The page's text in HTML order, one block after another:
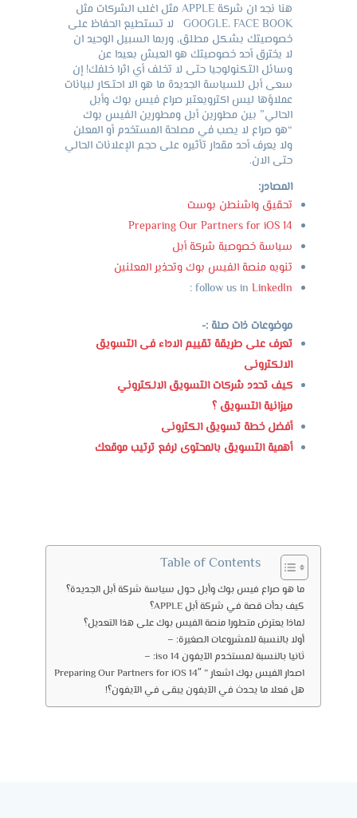
هنا نجد ان شركة APPLE مثل اغلب الشركات مثل
GOOGLE، FACE BOOK لا تستطيع الحفاظ على
خصوصيتك بشكل مطلق، وربما السبيل الوحيد ان
لا يخترق أحد خصوصيتك هو العيش بعيدا عن
وسائل التكنولوجيا حتى لا تخلف أي اثرا خلفك! إن
سعى أبل للسياسة الجديدة ما هو الا احتكار لبيانات
عملاؤها ليس اكترويعتبر صراع فيس بوك وأبل
الحالي” بين مطورين أبل ومطورين الفيس بوك
“هو صراع لا يصب في مصلحة المستخدم أو المعلن
ولا يعرف أحد مقدار تأثيره على حجم الإعلانات الحالي
حتى الان.
المصادر:
تحقيق واشنطن بوست
Preparing Our Partners for iOS 14
سياسة خصوصية شركة أبل
تنويه منصة الفيس بوك وتحذير المعلنين
follow us inLinkedIn
:
موضوعات ذات صلة :-
تعرف على طريقة تقييم الاداء فى التسويق
الالكترونى
كيف تحدد شركات التسويق الالكتروني
ميزانية التسويق ؟
أفضل خطة تسويق الكترونى
أهمية التسويق بالمحتوى لرفع ترتيب موقعك
Table of Contents
ما هو صراع فيس بوك وأبل حول سياسة شركة أبل الجديدة؟
كيف بدأت قصة في شركة أبل APPLE؟
لماذا يعترض متطورا منصة الفيس بوك على هذا التعديل؟
أولا بالنسبة للمشروعات الصغيرة: –
ثانيا بالنسبة لمستخدم الآيفون iso 14: –
اصدار الفيس بوك اشعار ” Preparing Our Partners for iOS 14″
هل فعلا ما يحدث في الآيفون يبقى في الآيفون؟!